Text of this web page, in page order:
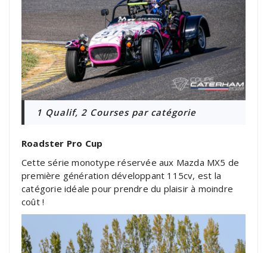
1 Qualif, 2 Courses par catégorie
Roadster Pro Cup
Cette série monotype réservée aux Mazda MX5 de
première génération développant 115cv, est la
catégorie idéale pour prendre du plaisir à moindre
coût !